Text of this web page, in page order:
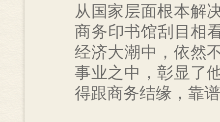
从国家层面根本解
商务印书馆刮目相
经济大潮中，依然
事业之中，彰显了
得跟商务结缘，靠